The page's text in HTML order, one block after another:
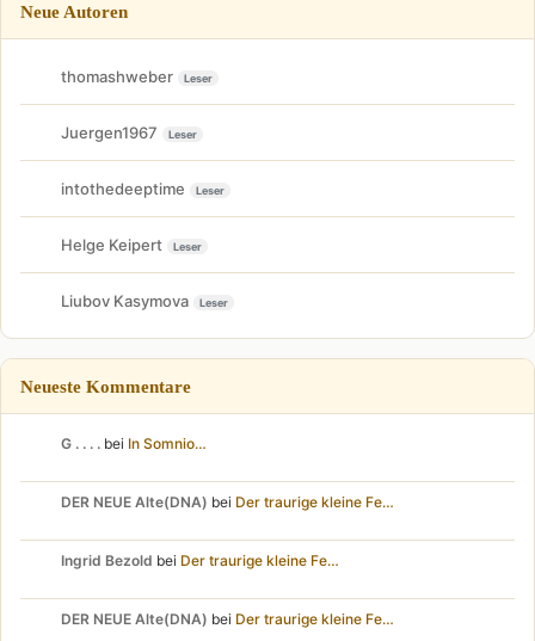
Neue Autoren
thomashweber Leser
Juergen1967 Leser
intothedeeptime Leser
Helge Keipert Leser
Liubov Kasymova Leser
Neueste Kommentare
G . . . . bei In Somnio…
DER NEUE Alte(DNA) bei Der traurige kleine Fe…
Ingrid Bezold bei Der traurige kleine Fe…
DER NEUE Alte(DNA) bei Der traurige kleine Fe…